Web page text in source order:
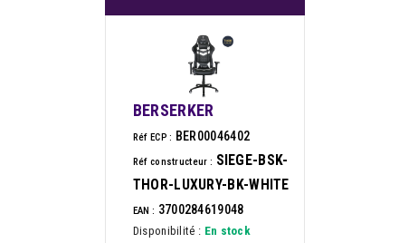
BERSERKER
Réf ECP : BER00046402
Réf constructeur : SIEGE-BSK-
THOR-LUXURY-BK-WHITE
EAN : 3700284619048
Disponibilité : En stock